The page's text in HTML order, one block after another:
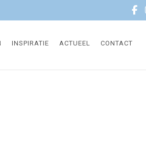
INSPIRATIE ACTUEEL CONTACT